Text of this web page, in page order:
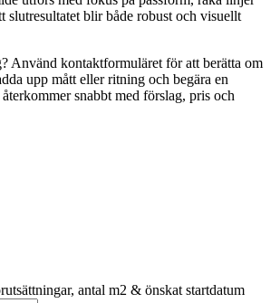
slutresultatet blir både robust och visuellt
Använd kontaktformuläret för att berätta om
upp mått eller ritning och begära en
snabbt med förslag, pris och
antal m2 & önskat startdatum